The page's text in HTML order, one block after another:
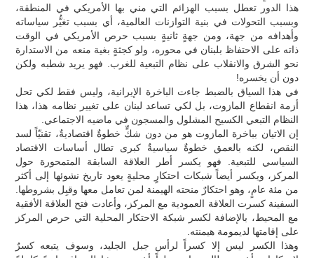
هذا الدور تعطل بسبب الهزائم التي مني بها الأمريكي في المنطقة،
وبسبب التحولات في بنية التوازنات العالمية، أي بسبب تغيُّر سياساته
وأهدافه من جهة، ومن جهةٍ ثانيةٍ بسبب حرص الأمريكي في الوقت
ذاته على الاحتفاظ بلبنان في محوره، ولو كجثةٍ بغية منعه من الاستدارة
نحو الشرق والانقلاب على نظام التبعية للغرب. فهو يريد شطبه ولكن
دون أن يخسره!
في هذا السياق بالضبط جاءت الباخرة الإيرانية، وليس فقط لكي تحل
أزمة انقطاع المازوت، بل لكي تساعد لبنان على تغيير نظامه هذا، هذا
النظام التبعي الكسيح المشلول والمسجون في ماضيه الاجتماعي.
إن الاتيان بباخرة المازوت هو من دون شكٍّ خطوةٌ اقتصاديةٌ، تقنيّاً لسد
النقص، لكنه بالعمق خطوةٌ سياسيةٌ كبرى تطال أساسات الاقتصاد
السياسي للتبعية. فهو يكسر أطر العلاقة السابقة المتمحورة حول
المركز، ويكسر أيضاً شبكات احتكارٍ محليةٍ يعود تاريخ نشوئها إلى أكثر
من مئة عامٍ، وهو احتكارٌ منحته الهيمنة لمن تعامل معها وقبِل بشروطها.
السفينة كسرت العلاقة العمودية مع المركز، وأعادت فتح العلاقة الأفقية
مع المحيط، بالإضافة لكسر شبكة الاحتكار المحلية التي حرص المركز
على إقامتها لديمومة هيمنته.
وهذا الكسر ليس إلا كسراً لرأس جبل الجليد، وسوف يتبعه كسرٌ